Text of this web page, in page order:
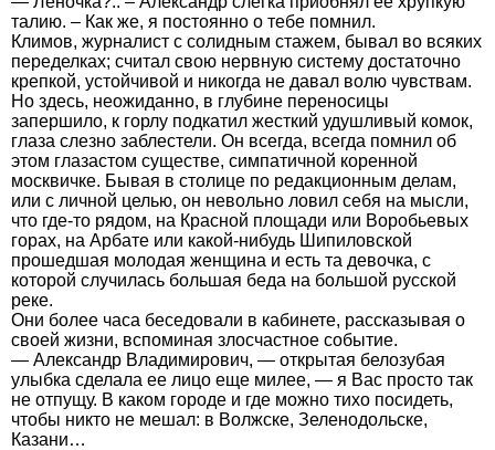
талию. – Как же, я постоянно о тебе помнил.
Климов, журналист с солидным стажем, бывал во всяких
переделках; считал свою нервную систему достаточно
крепкой, устойчивой и никогда не давал волю чувствам.
Но здесь, неожиданно, в глубине переносицы
запершило, к горлу подкатил жесткий удушливый комок,
глаза слезно заблестели. Он всегда, всегда помнил об
этом глазастом существе, симпатичной коренной
москвичке. Бывая в столице по редакционным делам,
или с личной целью, он невольно ловил себя на мысли,
что где-то рядом, на Красной площади или Воробьевых
горах, на Арбате или какой-нибудь Шипиловской
прошедшая молодая женщина и есть та девочка, с
которой случилась большая беда на большой русской
реке.
Они более часа беседовали в кабинете, рассказывая о
своей жизни, вспоминая злосчастное событие.
— Александр Владимирович, — открытая белозубая
улыбка сделала ее лицо еще милее, — я Вас просто так
не отпущу. В каком городе и где можно тихо посидеть,
чтобы никто не мешал: в Волжске, Зеленодольске,
Казани…